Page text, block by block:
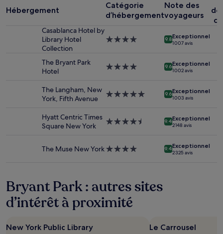
base
susceptibles
peuvent
s’appliquer.
Hébergement
Catégorie
d’hébergement
Note des
voyageurs
Casablanca Hotel by
Library Hotel
Collection
Hébergement
9.8Exceptionnel
1 007 avis
The Bryant Park
Hotel
Hébergement
9.6Exceptionnel
1 002 avis
The Langham, New
York, Fifth Avenue
Hébergement
9.6Exceptionnel
1 003 avis
Hyatt Centric Times
Square New York
Hébergement
9.4Exceptionnel
2 148 avis
The Muse New YorkHébergement
9.4Exceptionnel
2 325 avis
Bryant Park : autres sites
d’intérêt à proximité
New York Public Library Le Carrousel